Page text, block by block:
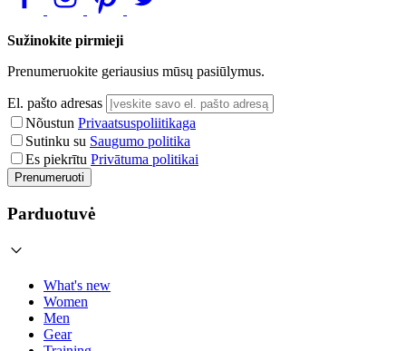
Sužinokite pirmieji
Prenumeruokite geriausius mūsų pasiūlymus.
El. pašto adresas
Nõustun Privaatsuspoliitikaga
Sutinku su Saugumo politika
Es piekrītu Privātuma politikai
Prenumeruoti
Parduotuvė
What's new
Women
Men
Gear